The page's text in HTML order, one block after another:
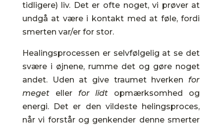
tidligere) liv. Det er ofte noget, vi prøver at
undgå at være i kontakt med at føle, fordi
smerten var/er for stor.
Healingsprocessen er selvfølgelig at se det
svære i øjnene, rumme det og gøre noget
andet. Uden at give traumet hverken for
meget eller for lidt opmærksomhed og
energi. Det er den vildeste helingsproces,
når vi forstår og genkender denne smerter